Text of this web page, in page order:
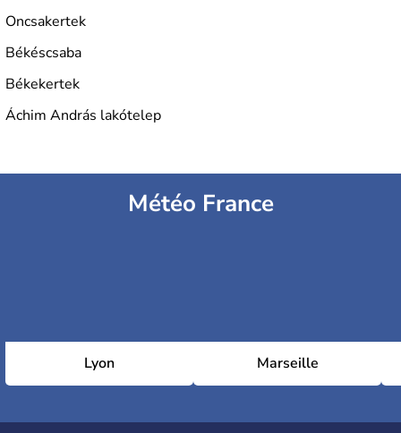
développée en Hongrie.
Oncsakertek
Békéscsaba
Békekertek
Áchim András lakótelep
Météo France
Lyon Marseille